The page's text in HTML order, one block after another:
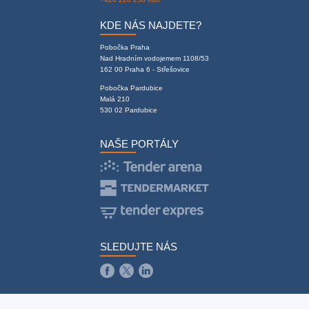
KDE NÁS NAJDETE?
Pobočka Praha
Nad Hradním vodojemem 1108/53
162 00 Praha 6 - Střešovice
Pobočka Pardubice
Malá 210
530 02 Pardubice
NAŠE PORTÁLY
SLEDUJTE NÁS